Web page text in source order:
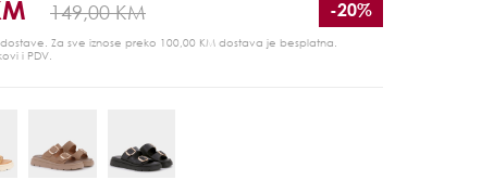
149,00 KM -20%
Za sve iznose preko 100,00 KM dostava je besplatna.
i PDV.